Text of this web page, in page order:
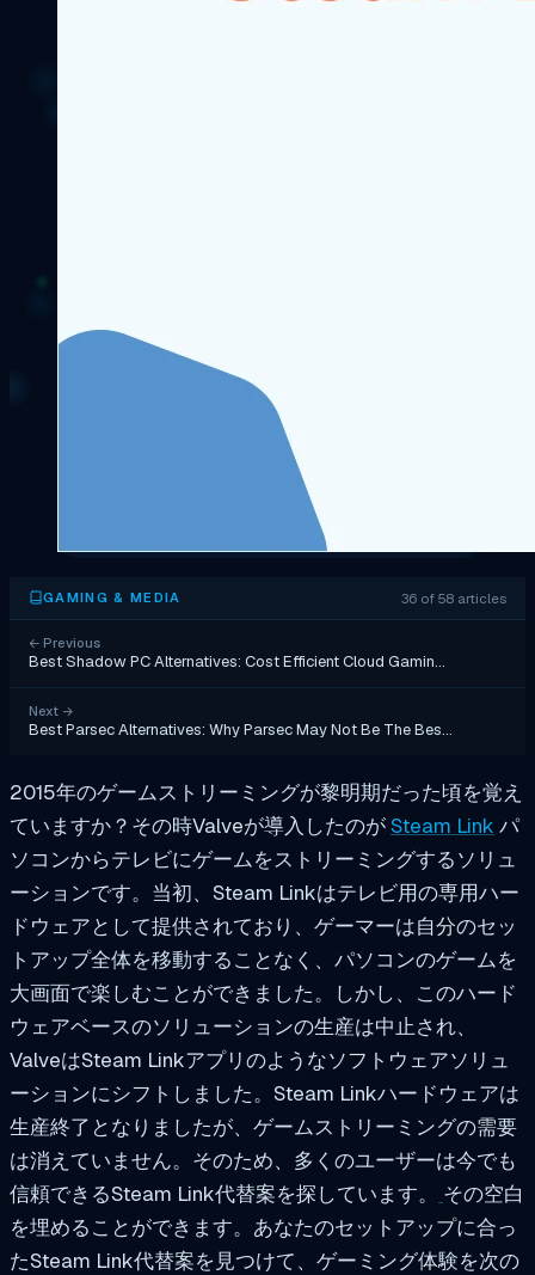
GAMING & MEDIA 36 of 58 articles
← Previous
Best Shadow PC Alternatives: Cost Efficient Cloud Gamin…
Next →
Best Parsec Alternatives: Why Parsec May Not Be The Bes…
2015年のゲームストリーミングが黎明期だった頃を覚え
ていますか？その時Valveが導入したのがSteam Link パ
ソコンからテレビにゲームをストリーミングするソリュ
ーションです。当初、Steam Linkはテレビ用の専用ハー
ドウェアとして提供されており、ゲーマーは自分のセッ
トアップ全体を移動することなく、パソコンのゲームを
大画面で楽しむことができました。しかし、このハード
ウェアベースのソリューションの生産は中止され、
ValveはSteam Linkアプリのようなソフトウェアソリュ
ーションにシフトしました。Steam Linkハードウェアは
生産終了となりましたが、ゲームストリーミングの需要
は消えていません。そのため、多くのユーザーは今でも
信頼できるSteam Link代替案を探しています。
その空白
を埋めることができます。あなたのセットアップに合っ
たSteam Link代替案を見つけて、ゲーミング体験を次の